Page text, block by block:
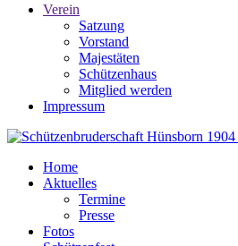
Verein
Satzung
Vorstand
Majestäten
Schützenhaus
Mitglied werden
Impressum
Home
Aktuelles
Termine
Presse
Fotos